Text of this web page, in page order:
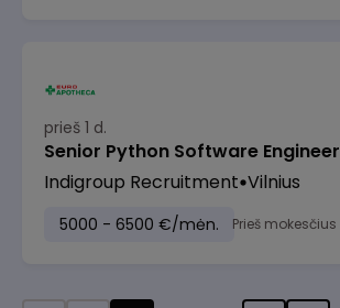
prieš 1 d.
Senior Python Software Engineer
Indigroup Recruitment Vilnius
5000 - 6500 €/mėn. Prieš mokesčius